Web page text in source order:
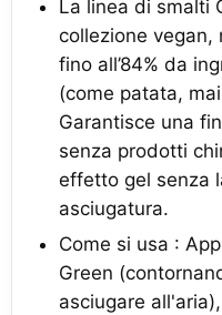
La linea di smalti
collezione vegan,
fino all’84% da
(come patata,
Garantisce una
senza prodotti
effetto gel senza
asciugatura.
Come si usa :
Green
asciugare